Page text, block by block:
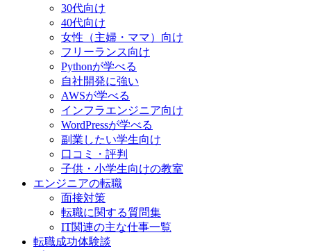
30代向け
40代向け
女性（主婦・ママ）向け
フリーランス向け
Pythonが学べる
自社開発に強い
AWSが学べる
インフラエンジニア向け
WordPressが学べる
副業したい学生向け
口コミ・評判
子供・小学生向けの教室
エンジニアの転職
面接対策
転職に関する質問集
IT関連の主な仕事一覧
転職成功体験談